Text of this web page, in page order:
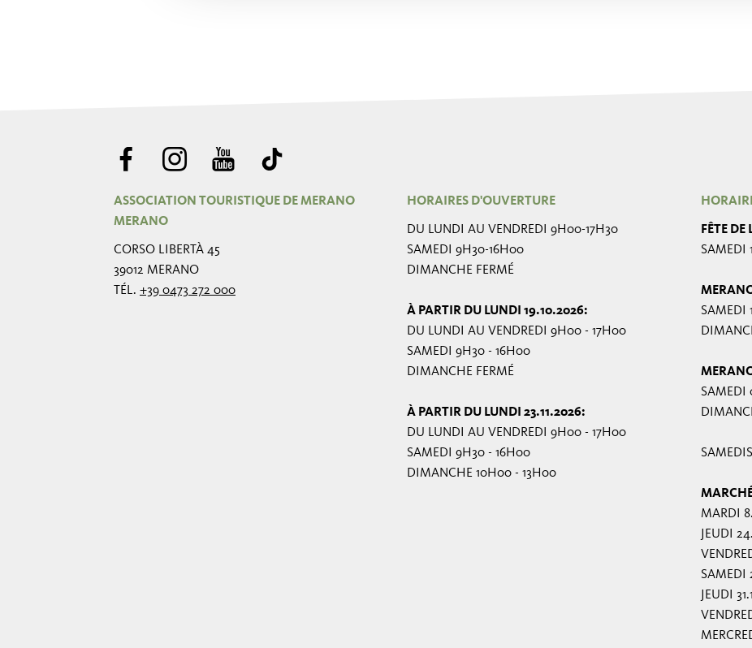
ASSOCIATION TOURISTIQUE DE MERANO
MERANO
CORSO LIBERTÀ 45
39012 MERANO
TÉL. +39 0473 272 000
HORAIRES D'OUVERTURE
DU LUNDI AU VENDREDI 9H00-17H30
SAMEDI 9H30-16H00
DIMANCHE FERMÉ
À PARTIR DU LUNDI 19.10.2026:
DU LUNDI AU VENDREDI 9H00 - 17H00
SAMEDI 9H30 - 16H00
DIMANCHE FERMÉ
À PARTIR DU LUNDI 23.11.2026:
DU LUNDI AU VENDREDI 9H00 - 17H00
SAMEDI 9H30 - 16H00
DIMANCHE 10H00 - 13H00
FÊTE
SAMEDI
SAMEDI
SAMEDI
MARDI
JEUDI
SAMEDI
JEUDI